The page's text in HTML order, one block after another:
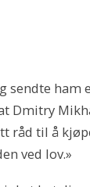
sendte
Dmitry
råd til å
ved lov.»